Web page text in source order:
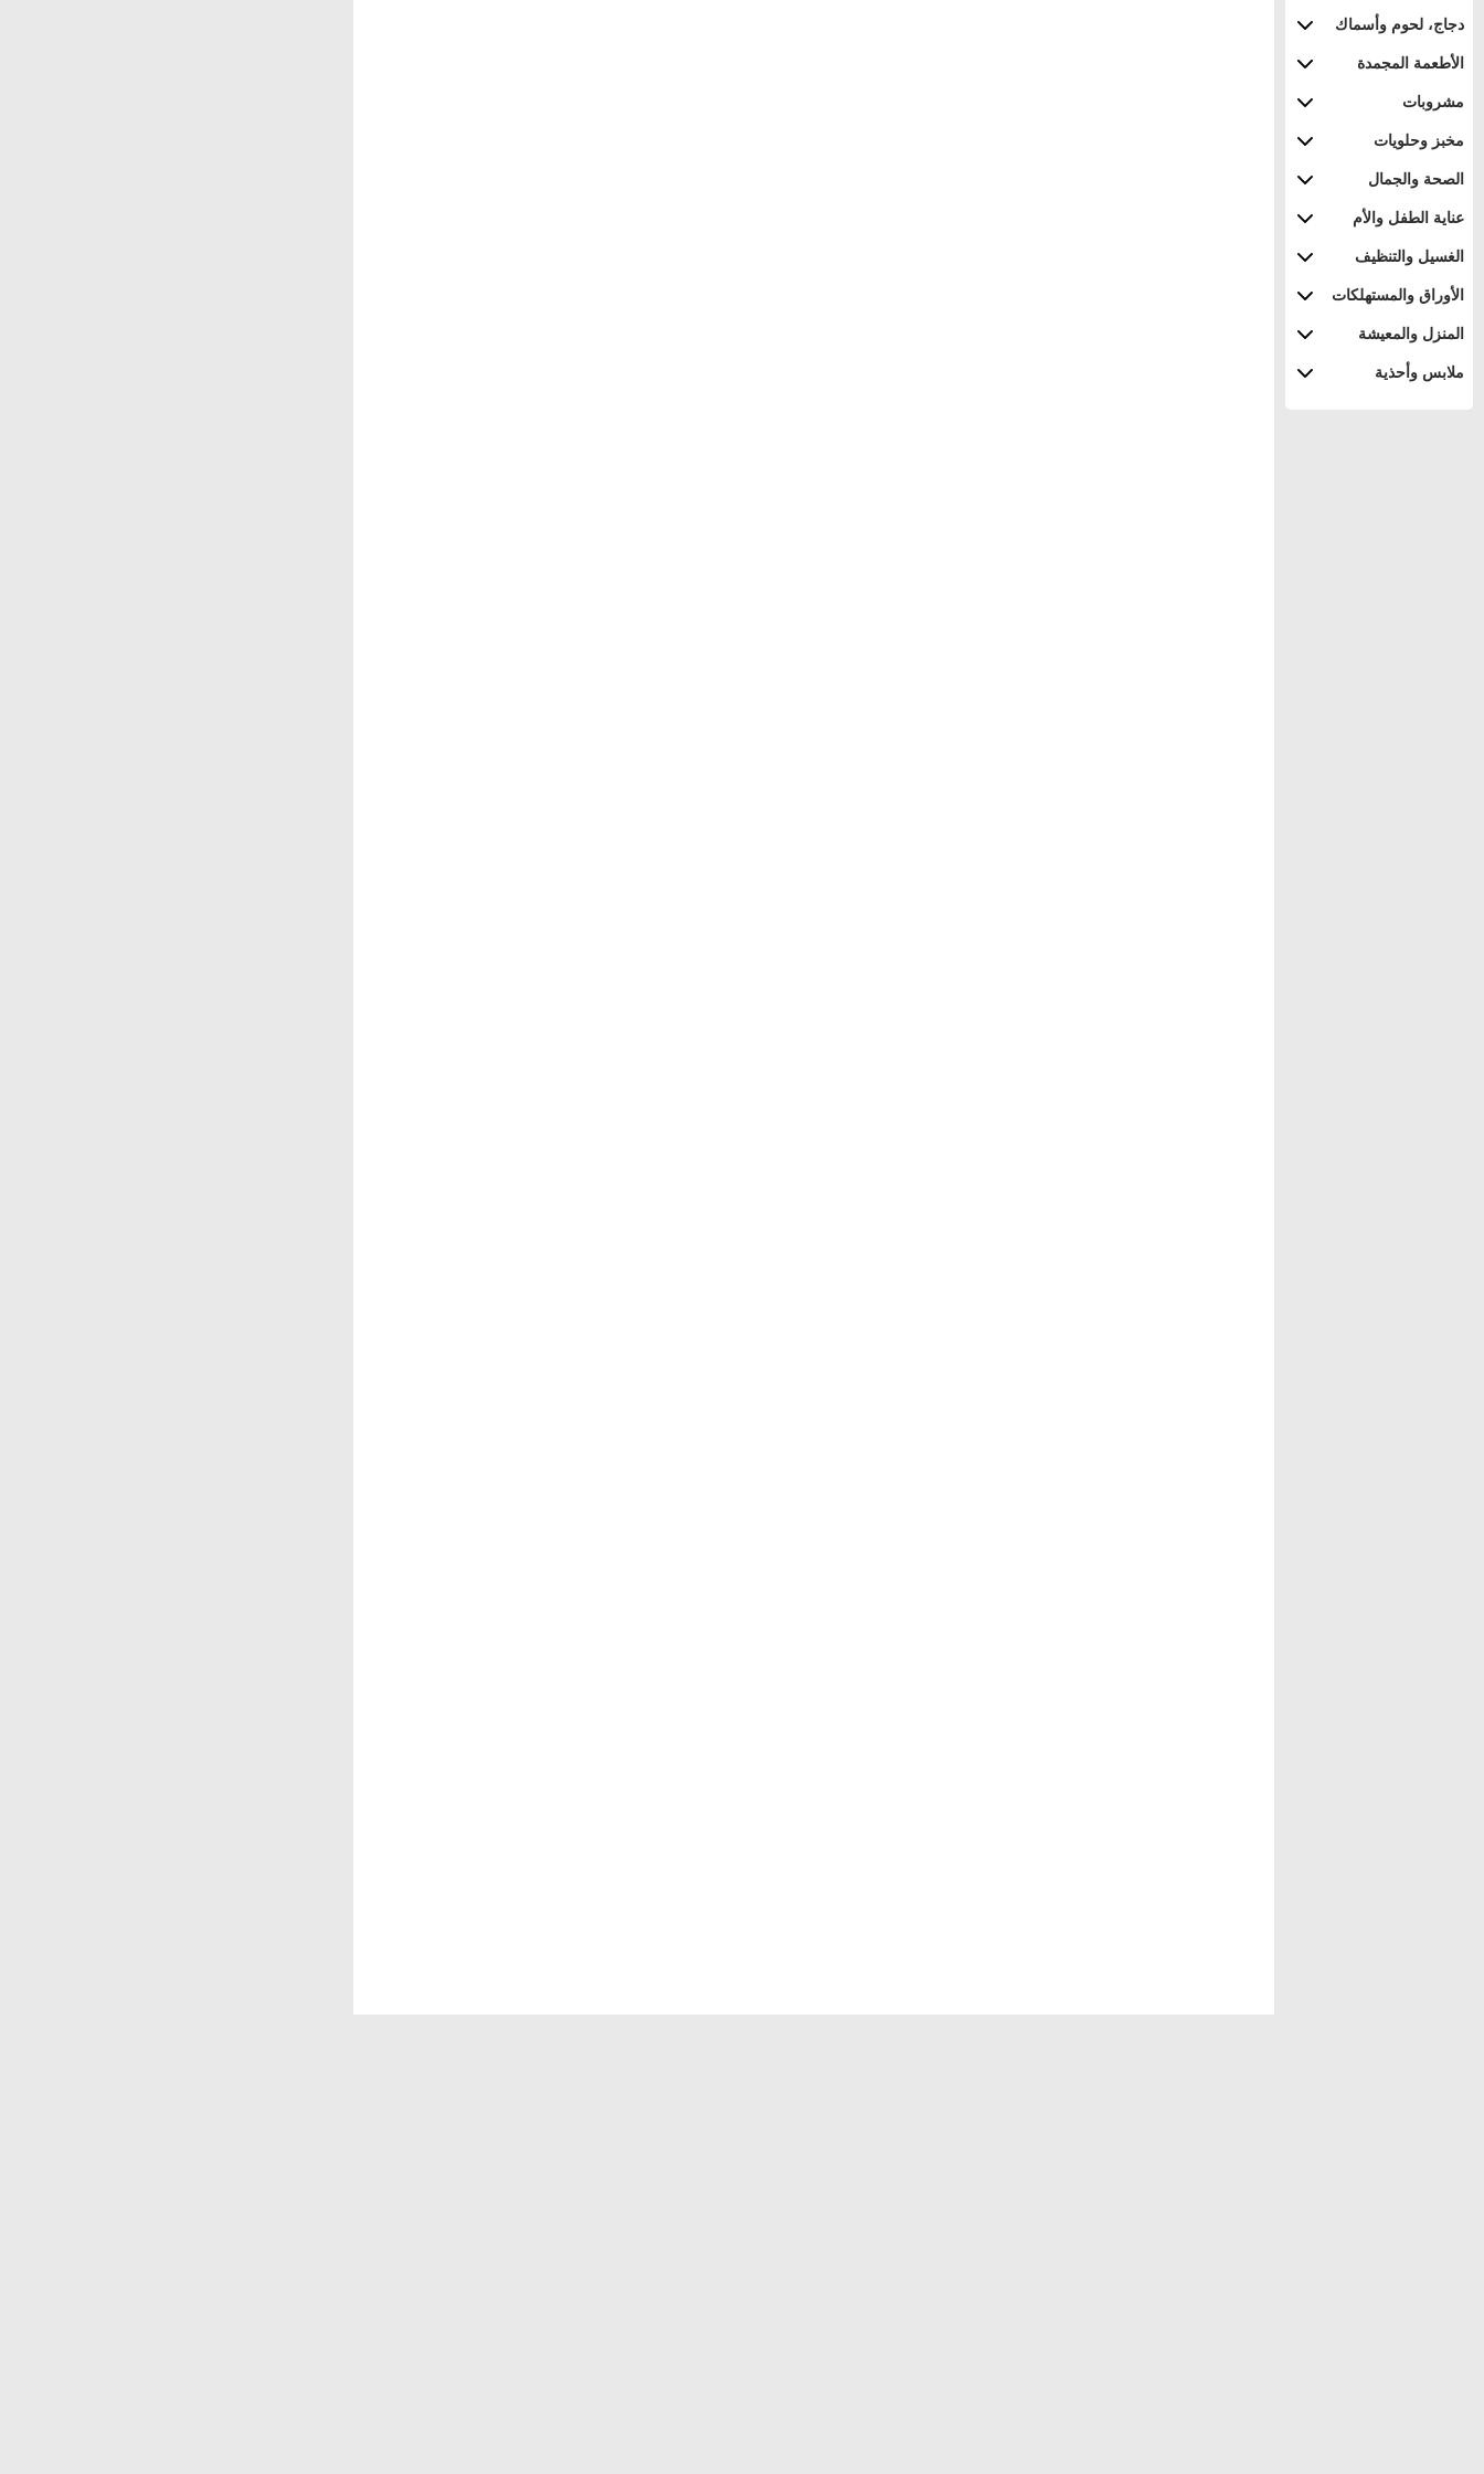
دجاج، لحوم وأسماك
الأطعمة المجمدة
مشروبات
مخبز وحلويات
الصحة والجمال
عناية الطفل والأم
الغسيل والتنظيف
الأوراق والمستهلكات
المنزل والمعيشة
ملابس وأحذية